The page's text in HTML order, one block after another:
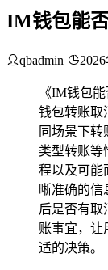
IM钱包能
qbadmin
《IM钱包
钱包转账取
同场景下
类型转账等
程以及可能
晰准确的
后是否有取
账事宜，让
适的决策。